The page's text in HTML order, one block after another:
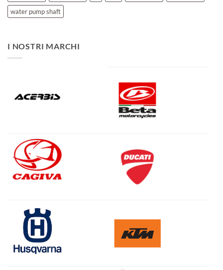
water pump shaft
I NOSTRI MARCHI